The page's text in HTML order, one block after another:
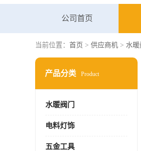
公司首页
当前位置： 首页 > 供应商机 > 水暖
产品分类 Product
水暖阀门
电料灯饰
五金工具